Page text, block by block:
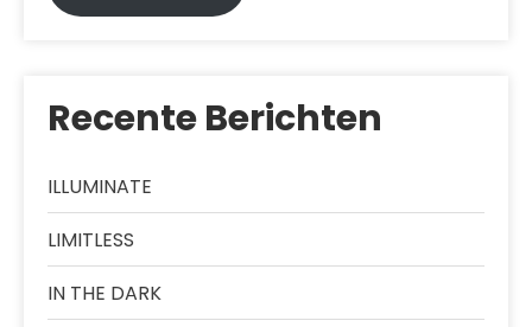
Recente Berichten
ILLUMINATE
LIMITLESS
IN THE DARK